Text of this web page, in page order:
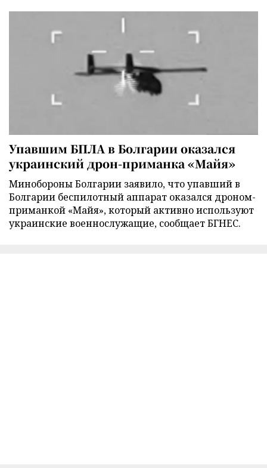
Упавшим БПЛА в Болгарии оказался
украинский дрон-приманка «Майя»
Минобороны Болгарии заявило, что упавший в
Болгарии беспилотный аппарат оказался дроном-
приманкой «Майя», который активно используют
украинские военнослужащие, сообщает БГНЕС.